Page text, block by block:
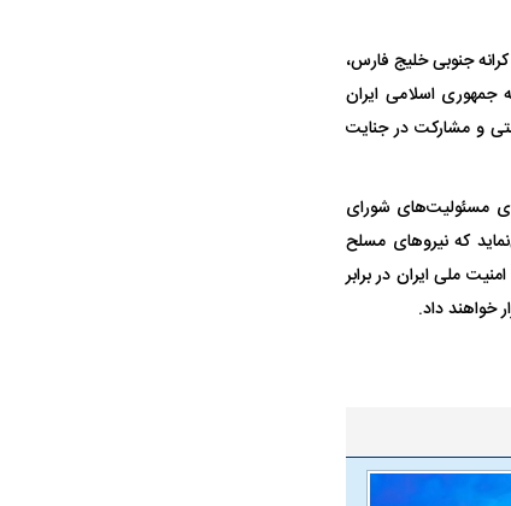
جنوبی خلیج فارس،
جمهوری اسلامی ایران
و مشارکت در جنایت
مسئولیت‌های شورای
که نیروهای مسلح
ملی ایران در برابر
منتفی شد؛
انتخاب تیم جدید
معضل بزرگ پرسپولیس؛ دنیل گرا حاضر